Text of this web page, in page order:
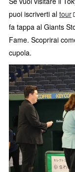
puoi iscriverti al tour
fa tappa al Giants
Fame. Scoprirai
cupola.